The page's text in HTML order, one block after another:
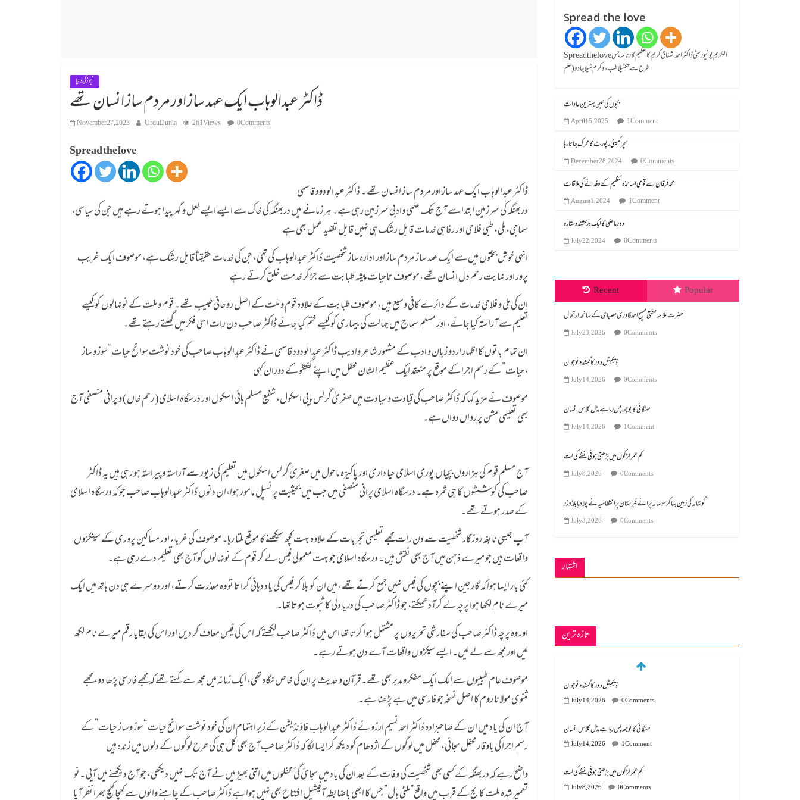
نیوز کی دنیا
ڈاکٹر عبدالوہاب ایک عہد ساز اور مردم ساز انسان تھے
November 27, 2023 UrduDunia 261 Views 0 Comments
Spread the love
ڈاکٹر عبدالوہاب ایک عہد ساز اور مردم ساز انسان تھے ۔ ڈاکٹر عبد الودود قاسمی
دربھنگہ کی سرزمین ابتدا سے آج تک علمی وادبی سرزمین رہی ہے۔ ہر زمانے میں دربھنگہ کی خاک سے ایسے ایسے لعل و گہر پیدا ہوتے رہے ہیں جن کی سیاسی،
سماجی، ملی، طبی فلاحی اور رفاہی خدمات قابل رشک ہی نہیں قابل تقلید عمل بھی ہے
انہی خوش بختوں میں سے ایک عہد ساز مردم ساز اور ادارہ ساز شخصیت ڈاکٹر عبدالوہاب کی تھی، جن کی خدمات حقیقتاً قابل رشک ہے، موصوف ایک غریب
پرور اور نہایت رحم دل انسان تھے،موصوف تاحیات پیشہ طبابت سے جڑ کر خدمت خلق کرتے رہے
ان کی ملی و فلاحی خدمات کے دائرے کافی وسیع ہیں، موصوف طبابت کے علاوہ قوم و ملت کے اصل روحانی طبیب تھے۔ قوم و ملت کے نونہالوں کو کیسے
تعلیم سے آراستہ کیا جائے، اور مسلم سماج میں جہالت کی بیماری کو کیسے ختم کیا جائے ڈاکٹر صاحب دن رات اسی فکر میں گھلتے رہتے تھے۔
ان تمام باتوں کا اظہار اردو زبان و ادب کے مشہور شاعر وادیب ڈاکٹر عبدالودود قاسمی نے ڈاکٹر عبدالوہاب صاحب کی خود نوشت سوانح حیات “سوز وساز
حیات” کے رسم اجرا کے موقع پر منعقد ایک عظیم الشان محفل میں اپنے گفتگو کے دوران کہی،
موصوف نے مزید کہا کہ ڈاکٹر صاحب کی قیادت و سیادت میں صغریٰ گرلس ہایی اسکول، شفیع مسلم ہائی اسکول اور درسگاہ اسلامی( رحم خاں) و پرانی منصفی آج
بھی تعلیمی مشن پر رواں دواں ہے۔
آج مسلم قوم کی ہزاروں بچیاں پوری اسلامی حیا داری اور پاکیزہ ماحول میں صغریٰ گرلس اسکول میں تعلیم کی زیور سے آراستہ وپیراستہ ہو رہی ہیں یہ ڈاکٹر
صاحب کی کوششوں کا ہی ثمرہ ہے۔ درسگاہ اسلامی پرانی منصفی میں جب میں بحیثیت پر نسپل مامور ہوا،ان دنوں ڈاکٹر عبدالوہاب صاحب جو کہ درسگاہ اسلامی
کے صدر ہوتے تھے۔
آپ جیسی نابغہ روزگار شخصیت سے دن رات مجھے تعلیمی تجربات کے علاوہ بہت کچھ سیکھنے کا موقع ملتا رہا۔ موصوف کی غرباء اور مساکین پروری کے سینکڑوں
واقعات ہیں جو میرے ذہن میں آج بھی نقش ہیں۔ درسگاہ اسلامی جو بہت معمولی فیس لے کر قوم کے نونہالوں کو آج بھی تعلیم دے رہی ہے۔
کئی بار ایسا ہوا کہ گارجین اپنے بچوں کی فیس نہیں جمع کرتے تھے، میں ان کو بلا کر فیس کی یاد دہانی کراتا تو وہ معذرت کرتے، اور دوسرے ہی دن ہاتھ میں ایک
میرے نام لکھا ہوا پرچہ لے کرآدھمکتے، جو ڈاکٹر صاحب کی دریا دلی کا ثبوت ہوتا تھا۔
اور وہ پرچہ ڈاکٹر صاحب کی سفارشی تحریروں پر مشتمل ہوا کرتا تھا اس میں ڈاکٹر صاحب لکھتے کہ اس کی فیس معاف کر دیں اور اس کی بقایا رقم میرے نام لکھ
لیں اور مجھ سے لے لیں۔ ایسے سیکڑوں واقعات آے دن ہوتے رہے۔
موصوف عام طبیبوں سے الگ ایک مفکرو مدبر بھی تھے۔قرآن و حدیث پر ان کی خاص نگاہ تھی، ایک زمانہ میں مجھ سے کہتے تھے کہ مجھے فارسی پڑھا دو، مجھے
مثنوی مولانا روم کا اصل نسخہ جو فارسی میں ہے پڑھنا ہے۔
آج ان کی یاد میں ان کے صاحبزادہ ڈاکٹر احمد نسیم ارزو نے ڈاکٹر عبدالوہاب فاؤنڈیشن کے زیر اہتمام ان کی خود نوشت سوانح حیات “سوز وساز حیات” کے
رسم اجرا کی باوقار محفل سجائی، محفل میں لوگوں کے اژدھام کو دیکھ کر ایسا لگا کہ ڈاکٹر صاحب آج بھی کل ہی کی طرح لوگوں کے دلوں میں زندہ ہیں
واضح رہے کہ دربھنگہ کے کسی بھی شخصیت کی وفات کے بعد ان کی یاد میں سجائ گی ٔمحفلوں میں اتنی بھیڑ میں نے آج تک نہیں دیکھی، جو آج دیکھنے میں آیی ۔نو
تعمیر شدہ ملت کالج کے قرب میں واقع”ملٹی ہال” جس کا ابھی باضابطہ آفیشیل افتتاح بھی نہیں ہوا ہے ڈاکٹر صاحب کے چاہنے والوں سے کھچا کھچ بھرا نظر آیا
Spread the love
Spread the loveالکریم یونیورسٹی ڈاکٹر احمد اشفاق کریم کا عظیم کارنامہ جس
طرح سے تکشیلا طب، وکرم شیلا جادو (علم
بچوں کی تین بہترین عادات
April 15, 2025 1 Comment
سچر کمیٹی رپورٹ کا محرک جاتا رہا
December 28, 2024 0 Comments
محمد فرقان سے قومی اساتذہ تنظیم کے وفد نے کی ملاقات
August 1, 2024 1 Comment
دور ماضی کا ایک درخشندہ ستارہ
July 22, 2024 0 Comments
Recent Popular
July 23, 2026 0 Comments
ڈیجیٹل دور کا گمشدہ نوجوان
July 14, 2026 0 Comments
مہنگائی کا بوجھ پس رہا ہے مڈل کلاس انسان
July 14, 2026 1 Comment
کم عمر لڑکوں میں بڑھتی ہوئی نشے کی لت
July 8, 2026 0 Comments
گوشالہ کی زمین بتا کر سوسالہ پرانے قبرستان پر انتظامیہ نے چلا دیا بلڈوزر
July 3, 2026 0 Comments
اشتہار
تازہ ترین
ڈیجیٹل دور کا گمشدہ نوجوان
July 14, 2026 0 Comments
مہنگائی کا بوجھ پس رہا ہے مڈل کلاس انسان
July 14, 2026 1 Comment
کم عمر لڑکوں میں بڑھتی ہوئی نشے کی لت
July 8, 2026 0 Comments